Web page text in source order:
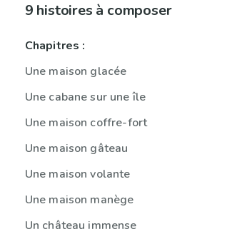
9 histoires à composer
Chapitres :
Une maison glacée
Une cabane sur une île
Une maison coffre-fort
Une maison gâteau
Une maison volante
Une maison manège
Un château immense